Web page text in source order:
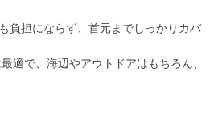
負担にならず、首元までしっかりカバ
適で、海辺やアウトドアはもちろん、